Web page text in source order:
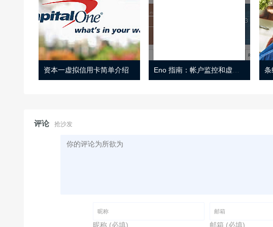
资本一虚拟信用卡简单介绍
评论 抢沙发
昵称 (必填) 邮箱 (必填)